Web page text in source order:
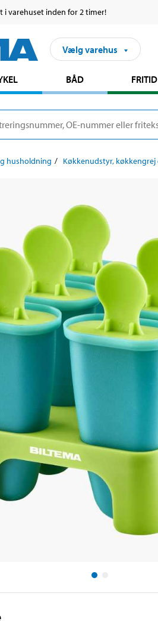
i varehuset inden for 2 timer!
Vælg varehus
BÅD FRITID
husholdning Køkkenudstyr,